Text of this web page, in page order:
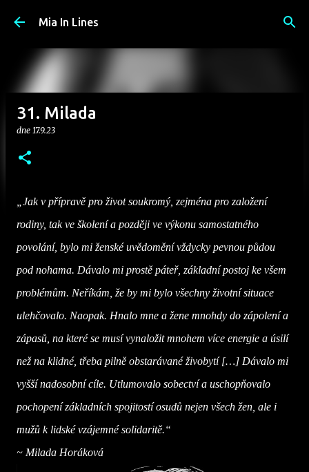
Přeskočit na hlavní obsah
Mia In Lines
31. Milada
dne 17.9.23
„Jak v přípravě pro život soukromý, zejména pro založení
rodiny, tak ve školení a později ve výkonu samostatného
povolání, bylo mi ženské uvědomění vždycky pevnou půdou
pod nohama. Dávalo mi prostě páteř, základní postoj ke všem
problémům. Neříkám, že by mi bylo všechny životní situace
ulehčovalo. Naopak. Hnalo mne a žene mnohdy do zápolení a
zápasů, na které se musí vynaložit mnohem více energie a úsilí
než na klidné, třeba pilně obstarávané živobytí […] Dávalo mi
vyšší nadosobní cíle. Utlumovalo sobectví a uschopňovalo
pochopení základních spojitostí osudů nejen všech žen, ale i
mužů k lidské vzájemné solidaritě.“
~ Milada Horáková